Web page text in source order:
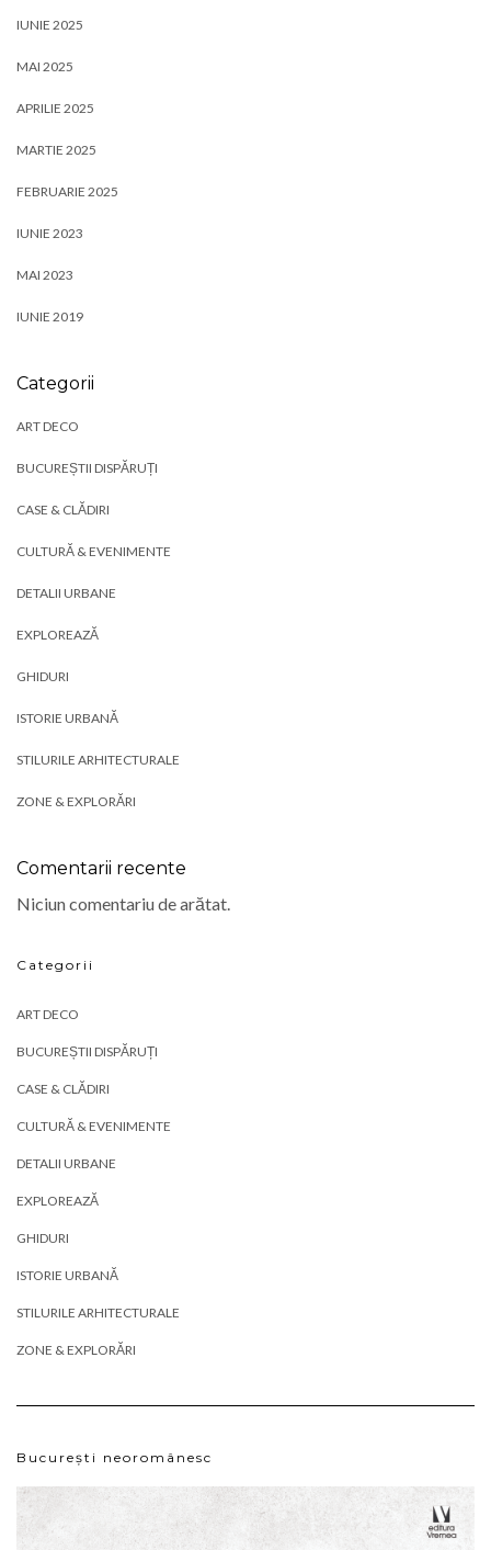
IUNIE 2025
MAI 2025
APRILIE 2025
MARTIE 2025
FEBRUARIE 2025
IUNIE 2023
MAI 2023
IUNIE 2019
Categorii
ART DECO
BUCUREȘTII DISPĂRUȚI
CASE & CLĂDIRI
CULTURĂ & EVENIMENTE
DETALII URBANE
EXPLOREAZĂ
GHIDURI
ISTORIE URBANĂ
STILURILE ARHITECTURALE
ZONE & EXPLORĂRI
Comentarii recente
Niciun comentariu de arătat.
Categorii
ART DECO
BUCUREȘTII DISPĂRUȚI
CASE & CLĂDIRI
CULTURĂ & EVENIMENTE
DETALII URBANE
EXPLOREAZĂ
GHIDURI
ISTORIE URBANĂ
STILURILE ARHITECTURALE
ZONE & EXPLORĂRI
București neoromânesc